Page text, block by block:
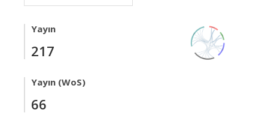
Yayın
217
Yayın (WoS)
66